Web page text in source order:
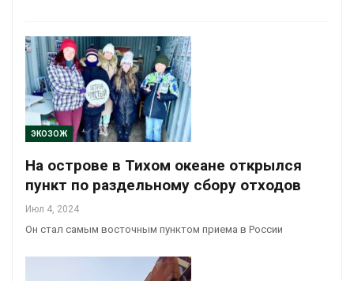
ЭКОЗОЖ
На острове в Тихом океане открылся
пункт по раздельному сбору отходов
Июл 4, 2024
Он стал самым восточным пунктом приема в России